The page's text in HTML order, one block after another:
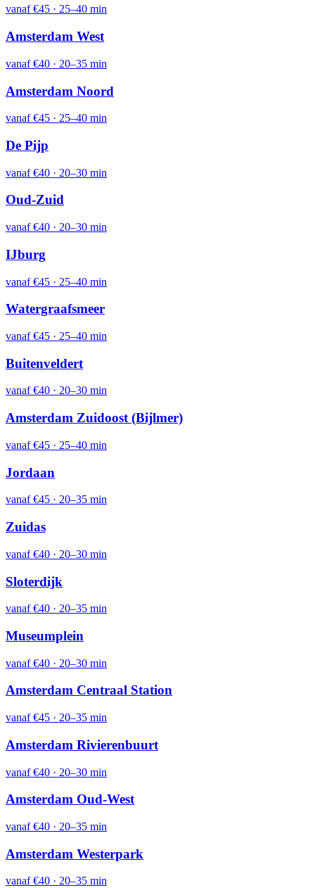
vanaf€45 · 25–40 min
Amsterdam West
vanaf€40 · 20–35 min
Amsterdam Noord
vanaf€45 · 25–40 min
De Pijp
vanaf€40 · 20–30 min
Oud-Zuid
vanaf€40 · 20–30 min
IJburg
vanaf€45 · 25–40 min
Watergraafsmeer
vanaf€45 · 25–40 min
Buitenveldert
vanaf€40 · 20–30 min
Amsterdam Zuidoost (Bijlmer)
vanaf€45 · 25–40 min
Jordaan
vanaf€45 · 20–35 min
Zuidas
vanaf€40 · 20–30 min
Sloterdijk
vanaf€40 · 20–35 min
Museumplein
vanaf€40 · 20–30 min
Amsterdam Centraal Station
vanaf€45 · 20–35 min
Amsterdam Rivierenbuurt
vanaf€40 · 20–30 min
Amsterdam Oud-West
vanaf€40 · 20–35 min
Amsterdam Westerpark
vanaf€40 · 20–35 min